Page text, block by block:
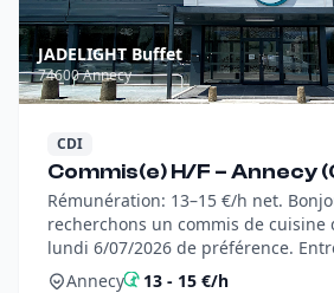
JADELIGHT Buffet
74600 Annecy
CDI
Commis(e) H/F – Annecy
Rémunération: 13–15 €/h net. Bonjour, Nous
recherchons un commis de cuisine
lundi 6/07/2026 de préférence.
légumes, Nettoya...
Annecy 13 - 15 €/h